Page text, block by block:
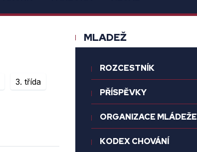
3. třída
MLADEŽ
ROZCESTNÍK
PŘÍSPĚVKY
ORGANIZACE MLÁDEŽE
KODEX CHOVÁNÍ